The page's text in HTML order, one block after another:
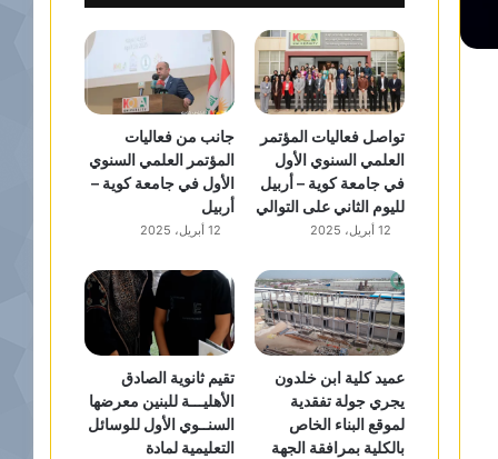
تواصل فعاليات المؤتمر
العلمي السنوي الأول
في جامعة كوية – أربيل
لليوم الثاني على التوالي
12 أبريل، 2025
جانب من فعاليات
المؤتمر العلمي السنوي
الأول في جامعة كوية –
أربيل
12 أبريل، 2025
عميد كلية ابن خلدون
يجري جولة تفقدية
لموقع البناء الخاص
بالكلية بمرافقة الجهة
تقيم ثانوية الصادق
الأهليـــة للبنين معرضها
السنــوي الأول للوسائل
التعليمية لمادة